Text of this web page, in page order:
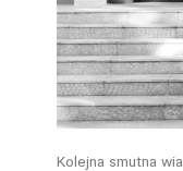
Kolejna smutna